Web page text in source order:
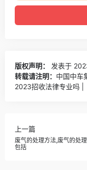
版权声明：
发表于
转载请注明： 中国中车
2023招收法律专业吗 |
上一篇
废气的处理方法,废气的处
包括